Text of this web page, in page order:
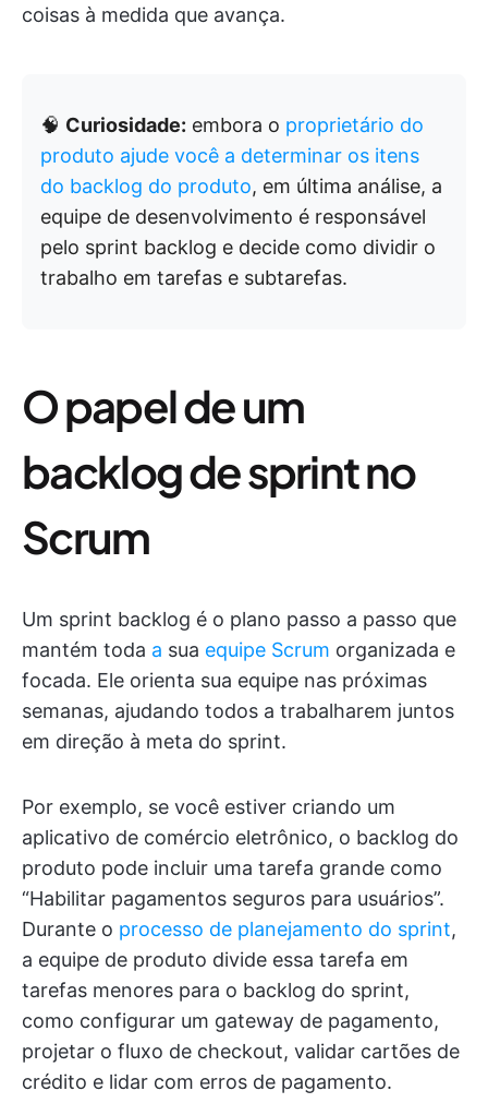
coisas à medida que avança.
🧠 Curiosidade: embora o proprietário do
produto ajude você a determinar os itens
do backlog do produto, em última análise, a
equipe de desenvolvimento é responsável
pelo sprint backlog e decide como dividir o
trabalho em tarefas e subtarefas.
O papel de um
backlog de sprint no
Scrum
Um sprint backlog é o plano passo a passo que
mantém toda a sua equipe Scrum organizada e
focada. Ele orienta sua equipe nas próximas
semanas, ajudando todos a trabalharem juntos
em direção à meta do sprint.
Por exemplo, se você estiver criando um
aplicativo de comércio eletrônico, o backlog do
produto pode incluir uma tarefa grande como
“Habilitar pagamentos seguros para usuários”.
Durante o processo de planejamento do sprint,
a equipe de produto divide essa tarefa em
tarefas menores para o backlog do sprint,
como configurar um gateway de pagamento,
projetar o fluxo de checkout, validar cartões de
crédito e lidar com erros de pagamento.